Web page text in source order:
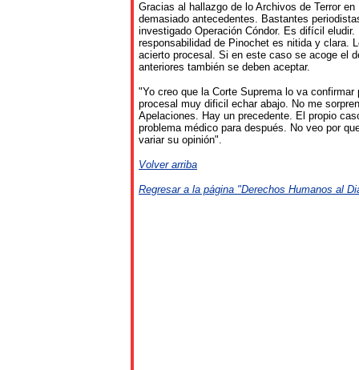
Gracias al hallazgo de lo Archivos de Terror
demasiado antecedentes. Bastantes
investigado Operación Cóndor. Es difícil
responsabilidad de Pinochet es nitida y clara.
acierto procesal. Si en este caso se acoge el
anteriores también se deben aceptar.
"Yo creo que la Corte Suprema lo va confirmar
procesal muy dificil echar abajo. No me
Apelaciones. Hay un precedente. El propio
problema médico para después. No veo por
variar su opinión".
Volver arriba
Regresar a la página "Derechos Humanos al